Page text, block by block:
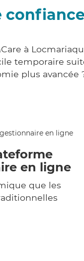
confiance
à
temporaire
plus avancée
en ligne
que les